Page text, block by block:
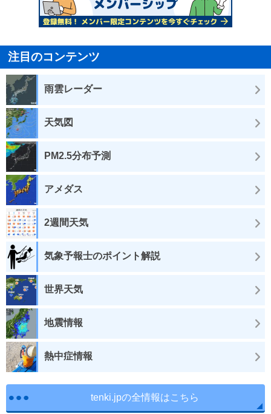
注目のコンテンツ
雨雲レーダー
天気図
PM2.5分布予測
アメダス
2週間天気
気象予報士のポイント解説
世界天気
地震情報
熱中症情報
tenki.jpの全情報はこちら